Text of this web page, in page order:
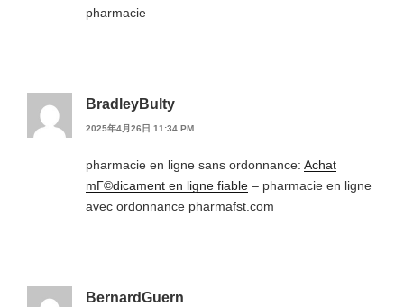
pharmacie
BradleyBulty
2025年4月26日 11:34 PM
pharmacie en ligne sans ordonnance: Achat
mГ©dicament en ligne fiable – pharmacie en ligne
avec ordonnance pharmafst.com
BernardGuern